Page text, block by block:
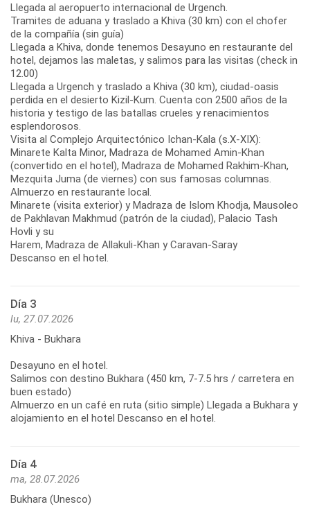
Llegada al aeropuerto internacional de Urgench.
Tramites de aduana y traslado a Khiva (30 km) con el chofer
de la compañía (sin guía)
Llegada a Khiva, donde tenemos Desayuno en restaurante del
hotel, dejamos las maletas, y salimos para las visitas (check in
12.00)
Llegada a Urgench y traslado a Khiva (30 km), ciudad-oasis
perdida en el desierto Kizil-Kum. Cuenta con 2500 años de la
historia y testigo de las batallas crueles y renacimientos
esplendorosos.
Visita al Complejo Arquitectónico Ichan-Kala (s.X-XIX):
Minarete Kalta Minor, Madraza de Mohamed Amin-Khan
(convertido en el hotel), Madraza de Mohamed Rakhim-Khan,
Mezquita Juma (de viernes) con sus famosas columnas.
Almuerzo en restaurante local.
Minarete (visita exterior) y Madraza de Islom Khodja, Mausoleo
de Pakhlavan Makhmud (patrón de la ciudad), Palacio Tash
Hovli y su
Harem, Madraza de Allakuli-Khan y Caravan-Saray
Descanso en el hotel.
Día 3
lu, 27.07.2026
Khiva - Bukhara
Desayuno en el hotel.
Salimos con destino Bukhara (450 km, 7-7.5 hrs / carretera en
buen estado)
Almuerzo en un café en ruta (sitio simple) Llegada a Bukhara y
alojamiento en el hotel Descanso en el hotel.
Día 4
ma, 28.07.2026
Bukhara (Unesco)